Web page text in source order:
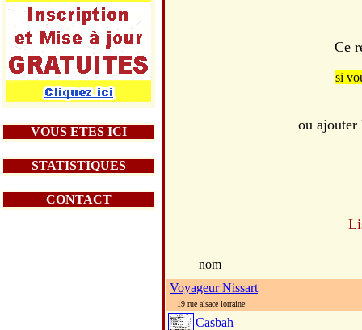
VOUS ETES ICI
STATISTIQUES
CONTACT
Ce
si
ou ajouter
nom
Voyageur Nissart
19 rue alsace lorraine
Casbah